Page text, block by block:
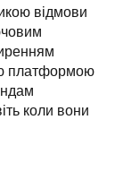
відмови
платформою
коли вони